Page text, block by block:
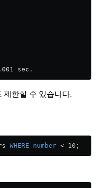
sec.
제한할 수 있습니다.
WHERE number < 10 ;